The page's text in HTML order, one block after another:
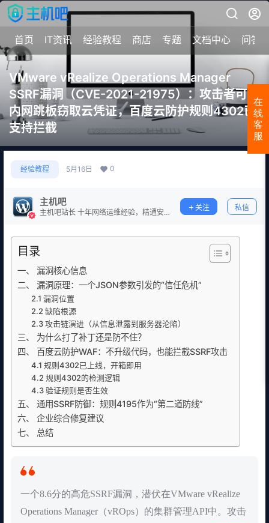
首页 IT资讯 经验教程 商店 专题 文档中心 问答
VMware vRealize Operations Manager
SSRF漏洞（CVE-2021-21975）：攻击者可借
内网跳板窃取云凭证，百度云防护规则4302已
支持拦截
经验教程 5月16日 0
主机吧
主机吧站长 十年网络运维经验，精通安
关注 私信
目录
一、 漏洞核心信息
二、 漏洞原理：一个JSON参数引发的“信任危机”
2.1 漏洞位置
2.2 缺陷根源
2.3 攻击链演进（从信息泄露到服务器沦陷）
三、 为什么打了补丁还是防不住？
四、 百度云防护WAF：不升级代码，也能拦截SSRF攻击
4.1 规则4302已上线，开箱即用
4.2 规则4302的检测逻辑
4.3 验证规则是否生效
五、 通用SSRF防御：规则4195作为“第二道防线”
六、 企业综合修复建议
七、 总结
一个8.6分的高危SSRF漏洞，潜伏在VMware vRealize
Operations Manager（vROps）的集群管理API中。攻击
在
线
客
服